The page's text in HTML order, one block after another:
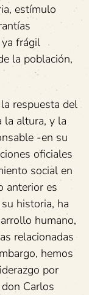
estímulo
frágil
la población,
respuesta del
la altura, y la
-en su
oficiales
social en
anterior es
historia, ha
humano,
relacionadas
hemos
por
Carlos